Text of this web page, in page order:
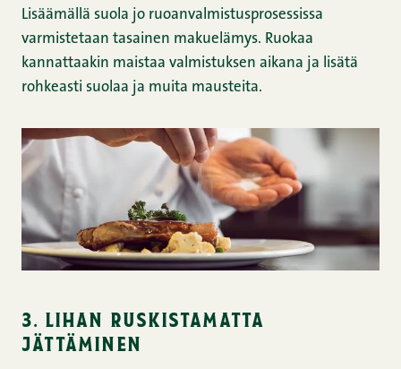
Lisäämällä suola jo ruoanvalmistusprosessissa
varmistetaan tasainen makuelämys. Ruokaa
kannattaakin maistaa valmistuksen aikana ja lisätä
rohkeasti suolaa ja muita mausteita.
3. lihan ruskistamatta
jättäminen